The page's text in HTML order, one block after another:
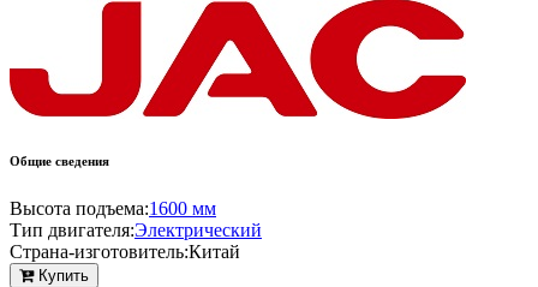
Общие сведения
Высота подъема:1600 мм
Тип двигателя:Электрический
Страна-изготовитель:Китай
Купить